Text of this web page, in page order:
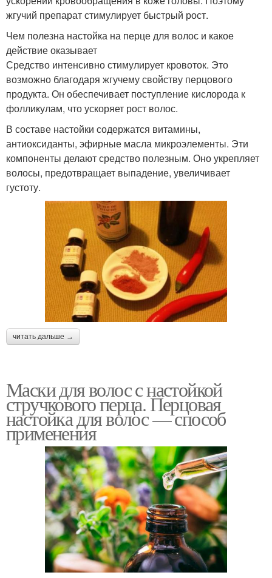
жгучий препарат стимулирует быстрый рост.
Чем полезна настойка на перце для волос и какое
действие оказывает
Средство интенсивно стимулирует кровоток. Это
возможно благодаря жгучему свойству перцового
продукта. Он обеспечивает поступление кислорода к
фолликулам, что ускоряет рост волос.
В составе настойки содержатся витамины,
антиоксиданты, эфирные масла микроэлементы. Эти
компоненты делают средство полезным. Оно укрепляет
волосы, предотвращает выпадение, увеличивает
густоту.
читать дальше →
Маски для волос с настойкой
стручкового перца. Перцовая
настойка для волос — способ
применения